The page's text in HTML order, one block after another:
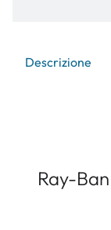
Descrizione
Ray-Ban